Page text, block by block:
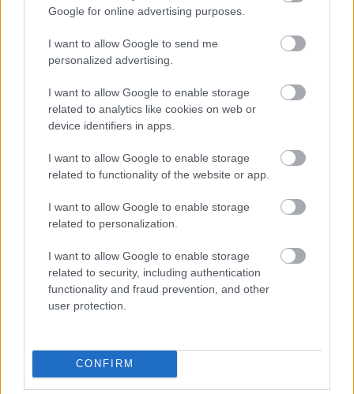
Google for online advertising purposes.
I want to allow Google to send me
personalized advertising.
I want to allow Google to enable storage
related to analytics like cookies on web or
device identifiers in apps.
I want to allow Google to enable storage
related to functionality of the website or app.
I want to allow Google to enable storage
related to personalization.
I want to allow Google to enable storage
related to security, including authentication
functionality and fraud prevention, and other
user protection.
CONFIRM
Habakuk999 (törölt) 2014.07.28 22:49:59
@látjátok feleim szümtükkel : tiszta szerencse, hogy
személyedben létezik még az élő Grál-lovag, a tisztesség
Bocsáss meg nekem, hogy nem tudom tovább elviselni
nagy tekintélyű méltóságod fényességét.
Csak tudnám, mi a fenéről anekdótázott pl Hofi Géza, ha
nálunk ennyire fejlett öntudattal rendelkeztek az emberek,
Csak tudnám, hogy miért volt nálunk a bányában a
hiány.
Amikor az anyagosztály mindig pontosan a tervek dupláját
rendelte.
sorolhatnám, de neked abszolút fölösleges.